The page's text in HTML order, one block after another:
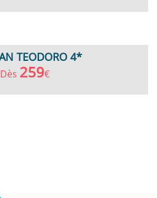
TEODORO 4*
Dès 259€